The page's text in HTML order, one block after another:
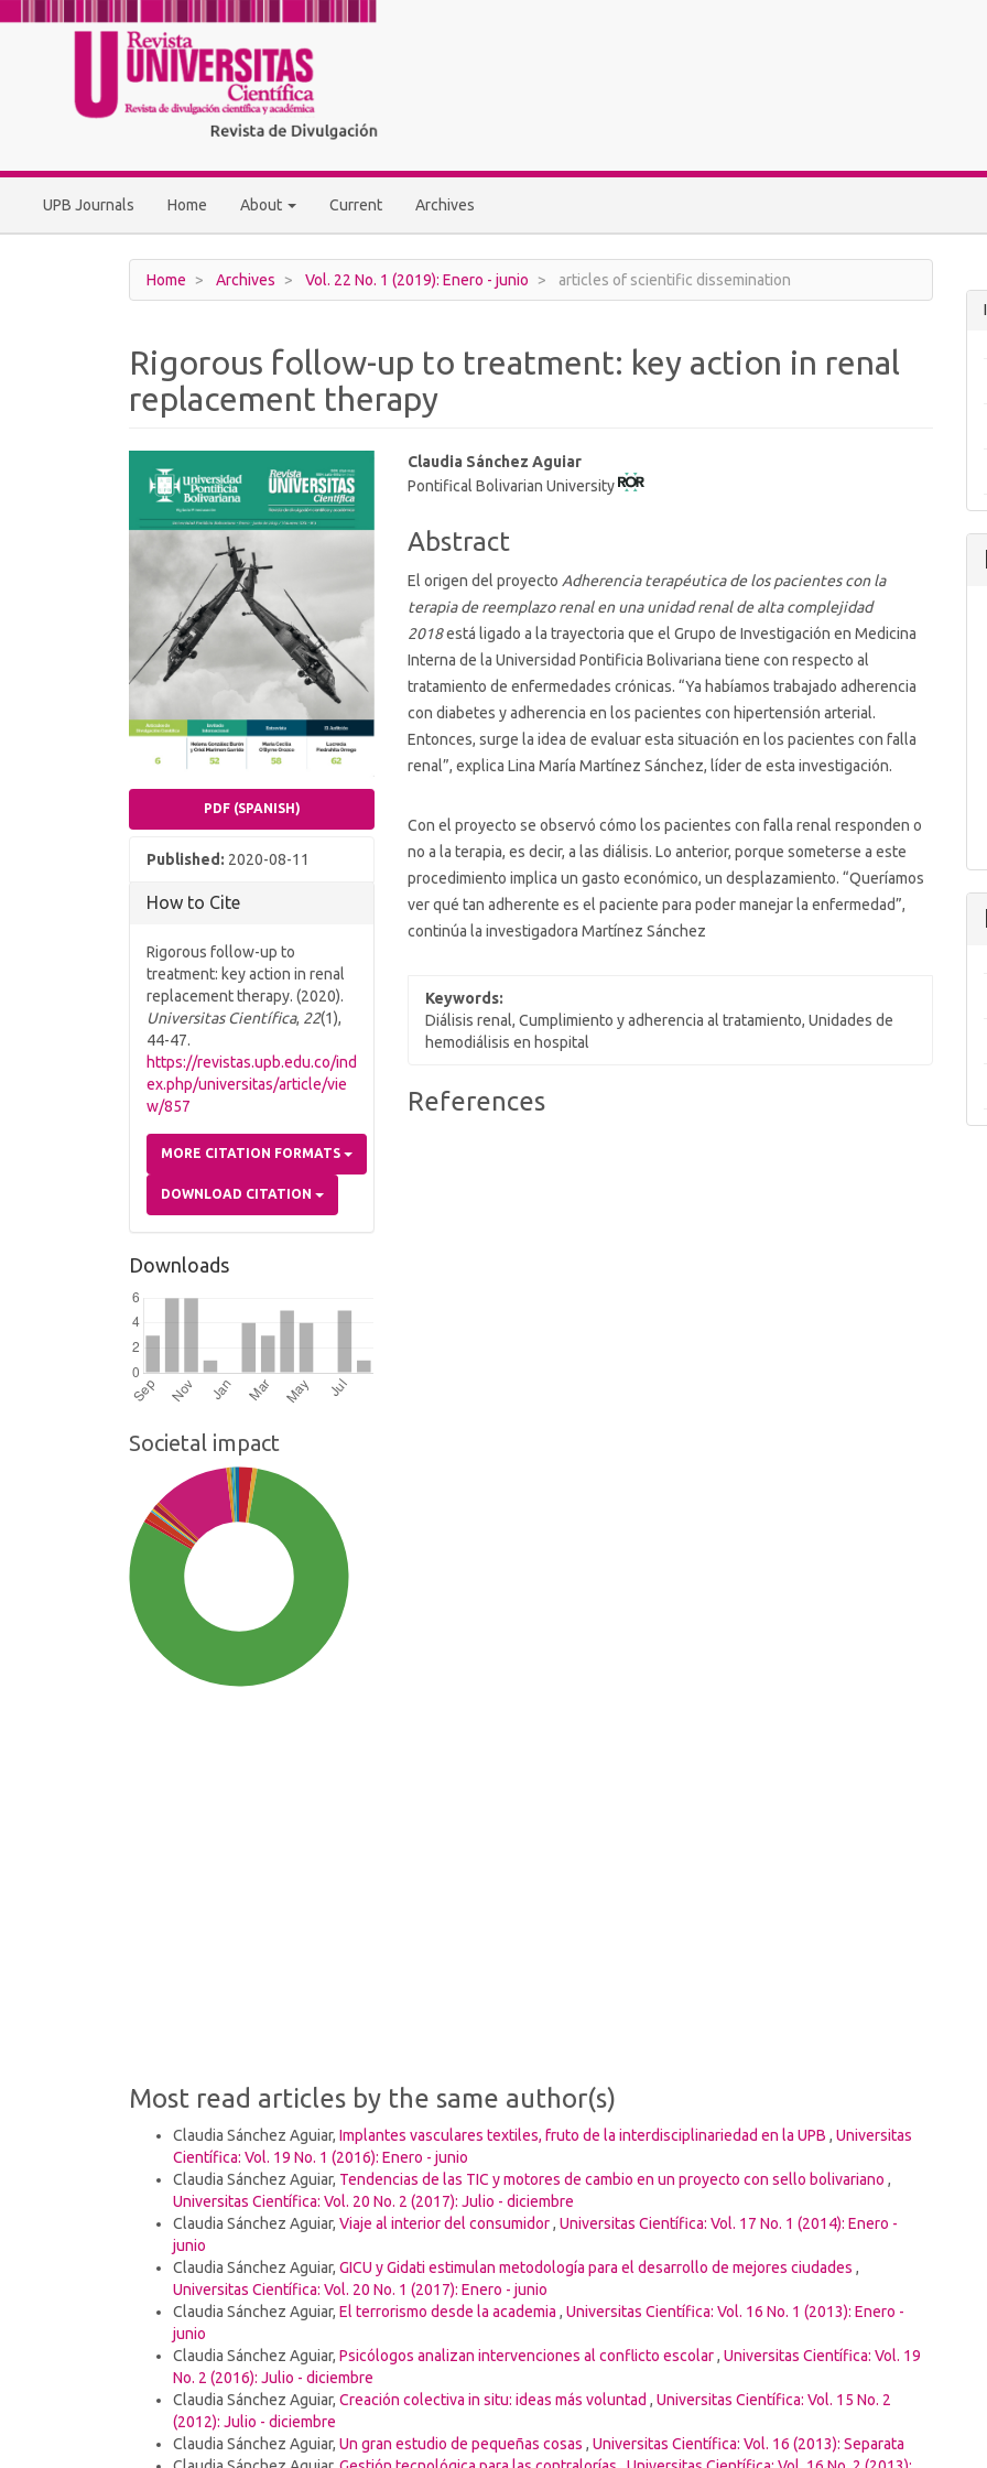
Navigation
Sidebar
UPB Journals Home About Current Archives
Home Archives Vol. 22 No. 1 (2019): Enero - junio articles of scientific dissemination
Rigorous follow-up to treatment: key action in renal
replacement therapy
Article
Sidebar
PDF (SPANISH)
Published: 2020-08-11
How to Cite
Rigorous follow-up to
treatment: key action in renal
replacement therapy. (2020).
Universitas Científica, 22(1),
44-47.
https://revistas.upb.edu.co/ind
ex.php/universitas/article/vie
w/857
MORE CITATION FORMATS
DOWNLOAD CITATION
Downloads
Societal impact
Main
Article
Claudia Sánchez Aguiar
Pontifical Bolivarian University
Abstract
El origen del proyecto Adherencia terapéutica de los pacientes con la
terapia de reemplazo renal en una unidad renal de alta complejidad
2018está ligado a la trayectoria que el Grupo de Investigación en Medicina
Interna de la Universidad Pontificia Bolivariana tiene con respecto al
tratamiento de enfermedades crónicas. “Ya habíamos trabajado adherencia
con diabetes y adherencia en los pacientes con hipertensión arterial.
Entonces, surge la idea de evaluar esta situación en los pacientes con falla
renal”, explica Lina María Martínez Sánchez, líder de esta investigación.
Con el proyecto se observó cómo los pacientes con falla renal responden o
no a la terapia, es decir, a las diálisis. Lo anterior, porque someterse a este
procedimiento implica un gasto económico, un desplazamiento. “Queríamos
ver qué tan adherente es el paciente para poder manejar la enfermedad”,
continúa la investigadora Martínez Sánchez
Keywords:
Diálisis renal, Cumplimiento y adherencia al tratamiento, Unidades de
hemodiálisis en hospital
Article
References
Most read articles by the same author(s)
Claudia Sánchez Aguiar, Implantes vasculares textiles, fruto de la interdisciplinariedad en la UPB , Universitas
Científica: Vol. 19 No. 1 (2016): Enero - junio
Claudia Sánchez Aguiar, Tendencias de las TIC y motores de cambio en un proyecto con sello bolivariano ,
Universitas Científica: Vol. 20 No. 2 (2017): Julio - diciembre
Claudia Sánchez Aguiar, Viaje al interior del consumidor, Universitas Científica: Vol. 17 No. 1 (2014): Enero -
junio
Claudia Sánchez Aguiar, GICU y Gidati estimulan metodología para el desarrollo de mejores ciudades ,
Universitas Científica: Vol. 20 No. 1 (2017): Enero - junio
Claudia Sánchez Aguiar, El terrorismo desde la academia , Universitas Científica: Vol. 16 No. 1 (2013): Enero -
junio
Claudia Sánchez Aguiar, Psicólogos analizan intervenciones al conflicto escolar, Universitas Científica: Vol. 19
No. 2 (2016): Julio - diciembre
Claudia Sánchez Aguiar, Creación colectiva in situ: ideas más voluntad , Universitas Científica: Vol. 15 No. 2
(2012): Julio - diciembre
Claudia Sánchez Aguiar, Un gran estudio de pequeñas cosas , Universitas Científica: Vol. 16 (2013): Separata